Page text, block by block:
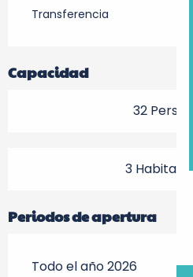
Transferencia
Capacidad
32
3
Periodos de apertura
Todo el año 2026